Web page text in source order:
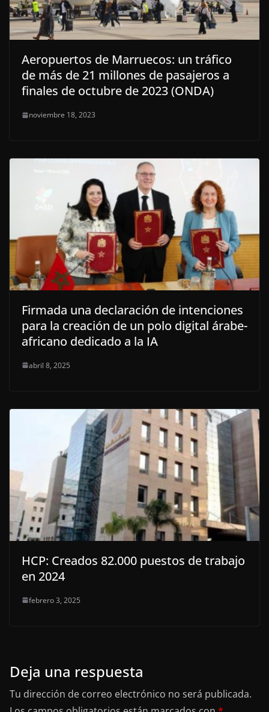
Aeropuertos de Marruecos: un tráfico
de más de 21 millones de pasajeros a
finales de octubre de 2023 (ONDA)
noviembre 18, 2023
Firmada una declaración de intenciones
para la creación de un polo digital árabe-
africano dedicado a la IA
abril 8, 2025
HCP: Creados 82.000 puestos de trabajo
en 2024
febrero 3, 2025
Deja una respuesta
Tu dirección de correo electrónico no será publicada.